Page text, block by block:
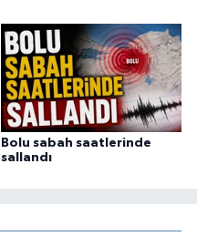
Bolu sabah saatlerinde
sallandı